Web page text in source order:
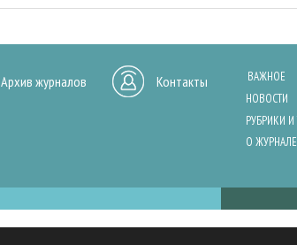
Архив журналов Контакты
ВАЖНОЕ
НОВОСТИ
РУБРИКИ
О ЖУРНАЛЕ
нашего сайта, анализа трафика и